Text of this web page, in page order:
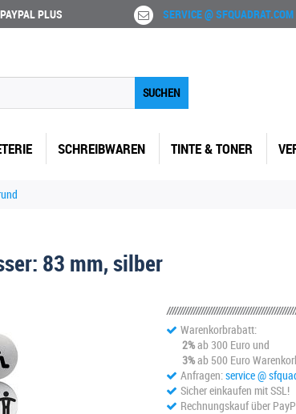
PLUS SERVICE @ SFQUADRAT.COM
SUCHEN
SCHREIBWAREN TINTE & TONER
83 mm, silber
Warenkorbrabatt:
2%ab 300 Euro und
3%ab 500 Euro
Anfragen:service @
Sicher einkaufen mit SSL!
Rechnungskauf über